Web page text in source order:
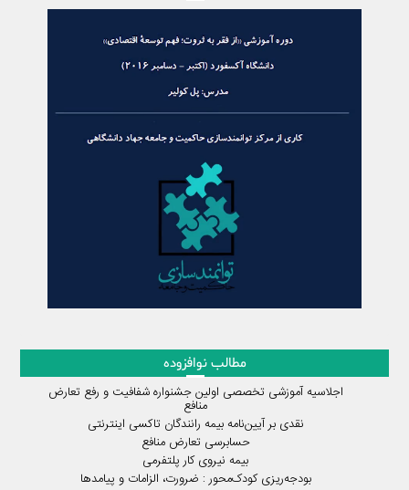
مطالب نوافزوده
اجلاسیه آموزشی تخصصی اولین جشنواره شفافیت و رفع تعارض
منافع
نقدی بر آیین‌نامه بیمه رانندگان تاکسی اینترنتی
حسابرسی تعارض منافع
بیمه نیروی کار پلتفرمی
بودجه‌ریزی کودک‌محور : ضرورت، الزامات و پیامدها